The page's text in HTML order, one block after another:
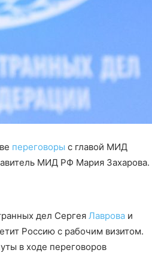
переговоры с главой МИД
МИД РФ Мария Захарова.
дел Сергея Лаврова и
Россию с рабочим визитом.
в ходе переговоров